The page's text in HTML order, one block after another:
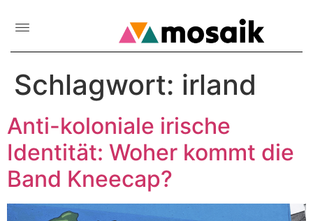
Schlagwort: irland
Anti-koloniale irische
Identität: Woher kommt die
Band Kneecap?